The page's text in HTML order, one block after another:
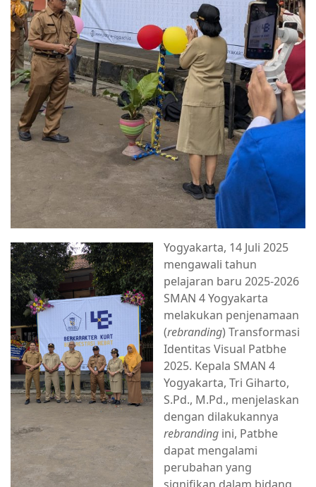
Yogyakarta, 14 Juli 2025
mengawali tahun
pelajaran baru 2025-2026
SMAN 4 Yogyakarta
melakukan penjenamaan
(rebranding) Transformasi
Identitas Visual Patbhe
2025. Kepala SMAN 4
Yogyakarta, Tri Giharto,
S.Pd., M.Pd., menjelaskan
dengan dilakukannya
rebranding ini, Patbhe
dapat mengalami
perubahan yang